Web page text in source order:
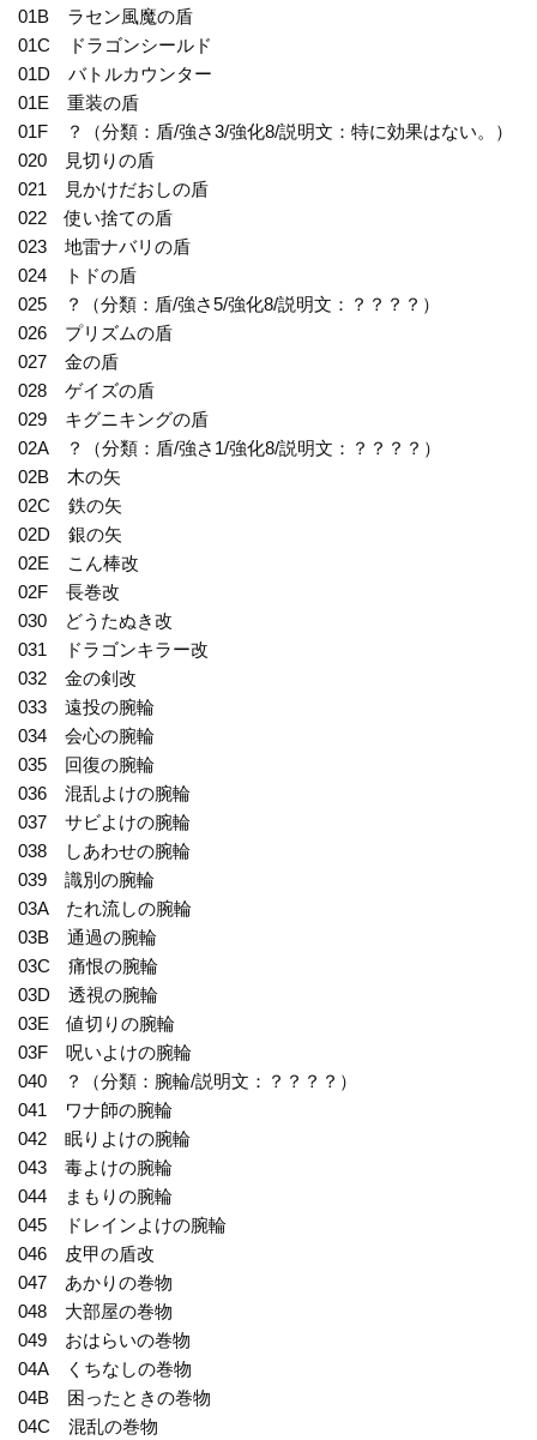
01B ラセン風魔の盾
01C ドラゴンシールド
01D バトルカウンター
01E 重装の盾
01F ？（分類：盾/強さ3/強化8/説明文：特に効果はない。）
020 見切りの盾
021 見かけだおしの盾
022 使い捨ての盾
023 地雷ナバリの盾
024 トドの盾
025 ？（分類：盾/強さ5/強化8/説明文：？？？？）
026 プリズムの盾
027 金の盾
028 ゲイズの盾
029 キグニキングの盾
02A ？（分類：盾/強さ1/強化8/説明文：？？？？）
02B 木の矢
02C 鉄の矢
02D 銀の矢
02E こん棒改
02F 長巻改
030 どうたぬき改
031 ドラゴンキラー改
032 金の剣改
033 遠投の腕輪
034 会心の腕輪
035 回復の腕輪
036 混乱よけの腕輪
037 サビよけの腕輪
038 しあわせの腕輪
039 識別の腕輪
03A たれ流しの腕輪
03B 通過の腕輪
03C 痛恨の腕輪
03D 透視の腕輪
03E 値切りの腕輪
03F 呪いよけの腕輪
040 ？（分類：腕輪/説明文：？？？？）
041 ワナ師の腕輪
042 眠りよけの腕輪
043 毒よけの腕輪
044 まもりの腕輪
045 ドレインよけの腕輪
046 皮甲の盾改
047 あかりの巻物
048 大部屋の巻物
049 おはらいの巻物
04A くちなしの巻物
04B 困ったときの巻物
04C 混乱の巻物